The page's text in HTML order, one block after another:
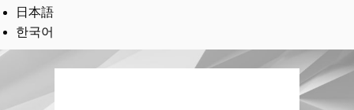
日本語
한국어